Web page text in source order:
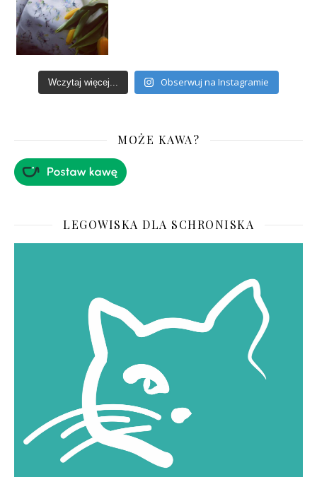
Wczytaj więcej... Obserwuj na Instagramie
MOŻE KAWA?
LEGOWISKA DLA SCHRONISKA